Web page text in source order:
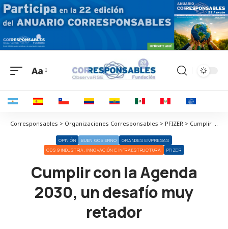
Aa
Corresponsables > Organizaciones Corresponsables > PFIZER > Cumplir con la Agenda 2030, un desafío muy retador
OPINIÓN BUEN GOBIERNO
GRANDES EMPRESAS
ODS 9 INDUSTRIA, INNOVACIÓN E INFRAESTRUCTURA
PFIZER
Cumplir con la Agenda
2030, un desafío muy
retador